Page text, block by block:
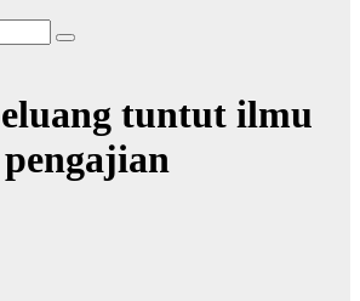
tuntut ilmu